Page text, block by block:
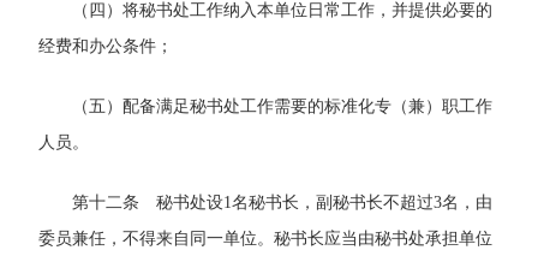
（四）将秘书处工作纳入本单位日常工作，并提供必要的
经费和办公条件；
（五）配备满足秘书处工作需要的标准化专（兼）职工作
人员。
第十二条 秘书处设1名秘书长，副秘书长不超过3名，由
委员兼任，不得来自同一单位。秘书长应当由秘书处承担单位